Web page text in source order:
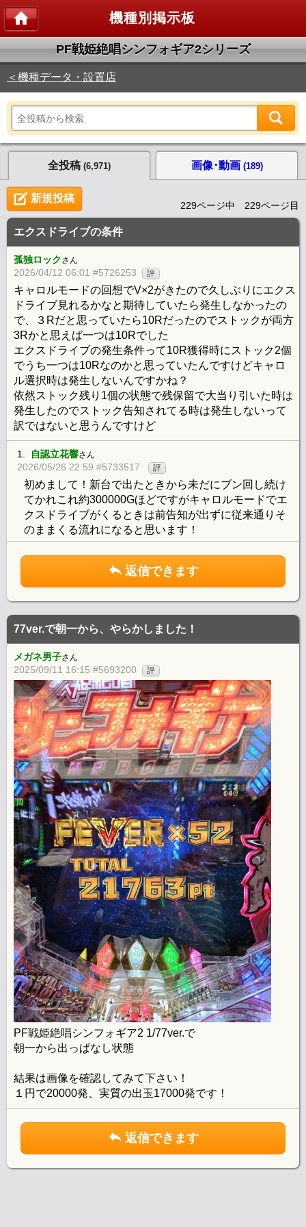
機種別掲示板
PF戦姫絶唱シンフォギア2シリーズ
＜機種データ・設置店
全投稿 (6,971) 画像･動画 (189)
新規投稿
229ページ中 229ページ目
エクスドライブの条件
孤独ロック さん
2026/04/12 06:01 #5726253 評
キャロルモードの回想でV×2がきたので久しぶりにエクス
ドライブ見れるかなと期待していたら発生しなかったの
で、３Rだと思っていたら10Rだったのでストックが両方
3Rかと思えば一つは10Rでした
エクスドライブの発生条件って10R獲得時にストック2個
でうち一つは10Rなのかと思っていたんですけどキャロ
ル選択時は発生しないんですかね？
依然ストック残り1個の状態で残保留で大当り引いた時は
発生したのでストック告知されてる時は発生しないって
訳ではないと思うんですけど
1. 自認立花響さん
2026/05/26 22:59 #5733517 評
初めまして！新台で出たときから未だにブン回し続け
てかれこれ約300000Gほどですがキャロルモードでエ
クスドライブがくるときは前告知が出ずに従来通りそ
のままくる流れになると思います！
返信できます
77ver.で朝一から、やらかしました！
メガネ男子さん
2025/09/11 16:15 #5693200 評
PF戦姫絶唱シンフォギア2 1/77ver.で
朝一から出っぱなし状態
結果は画像を確認してみて下さい！
１円で20000発、実質の出玉17000発です！
返信できます